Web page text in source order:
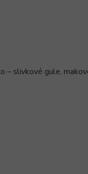
slivkové gule,